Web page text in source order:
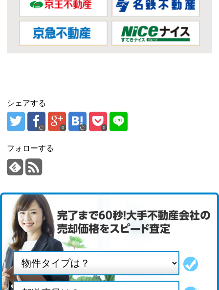
シェアする
0 0
フォローする